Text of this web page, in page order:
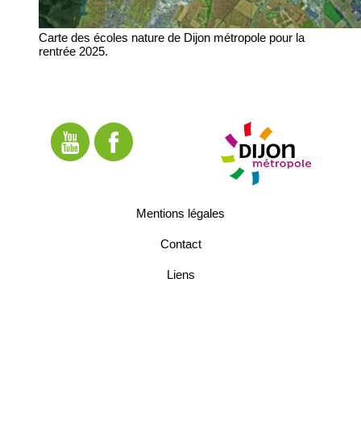
Carte des écoles nature de Dijon métropole pour la
rentrée 2025.
Mentions légales
Contact
Liens